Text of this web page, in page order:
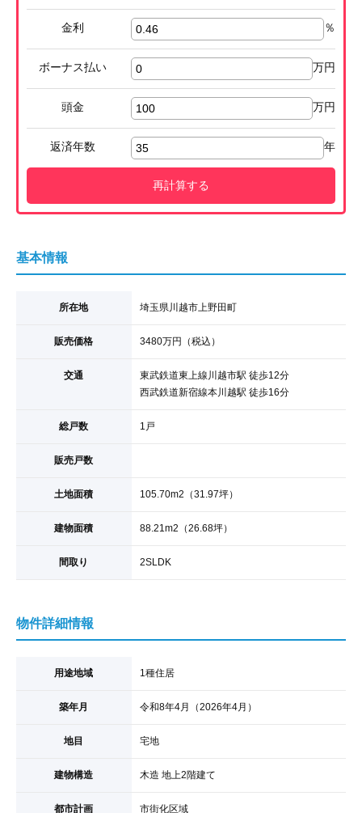
金利 ％
ボーナス払い 万円
頭金 万円
返済年数 年
再計算する
基本情報
所在地 埼玉県川越市上野田町
販売価格 3480万円 （税込）
交通 東武鉄道東上線 川越市駅 徒歩12分
西武鉄道新宿線本川越駅 徒歩16分
総戸数 1戸
販売戸数
土地面積 105.70m2 （31.97坪）
建物面積 88.21 m2 （26.68坪）
間取り 2SLDK
物件詳細情報
用途地域 1種住居
築年月 令和8年4月（2026年4月）
地目 宅地
建物構造 木造 地上2階建て
都市計画 市街化区域